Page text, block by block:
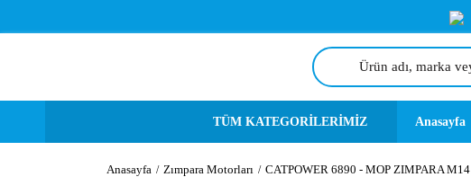
TÜM KATEGORİLERİMİZ Anasayfa
Anasayfa Zımpara Motorları CATPOWER 6890 - MOP ZIMPARA M14